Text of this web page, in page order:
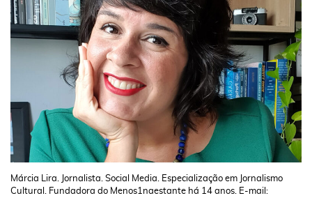
Márcia Lira. Jornalista. Social Media. Especialização em Jornalismo
Cultural. Fundadora do Menos1naestante há 14 anos. E-mail: